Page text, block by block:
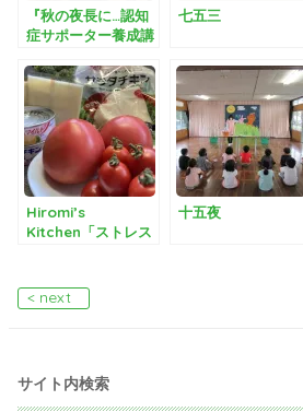
『秋の夜長に…認知
症サポーター養成講
七五三
Hiromi’s
Kitchen「ストレス
十五夜
< next
サイト内検索